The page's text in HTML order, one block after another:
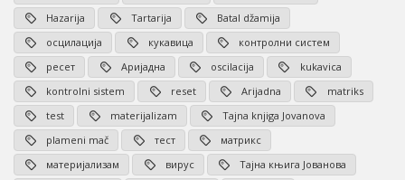
Hazarija Tartarija
Batal džamija
осцилација
кукавица
контролни систем
ресет
Аријадна oscilacija
kukavica
kontrolni sistem
reset Arijadna
matriks
test
materijalizam
Tajna knjiga Jovanova
plameni mač
тест
матрикс
материјализам
вирус
Тајна књига Јованова